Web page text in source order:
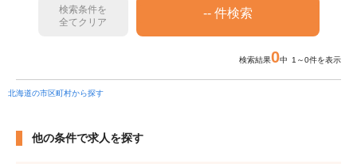
検索条件を
全てクリア
検索結果0中 1～0件を表示
北海道の市区町村から探す
他の条件で求人を探す